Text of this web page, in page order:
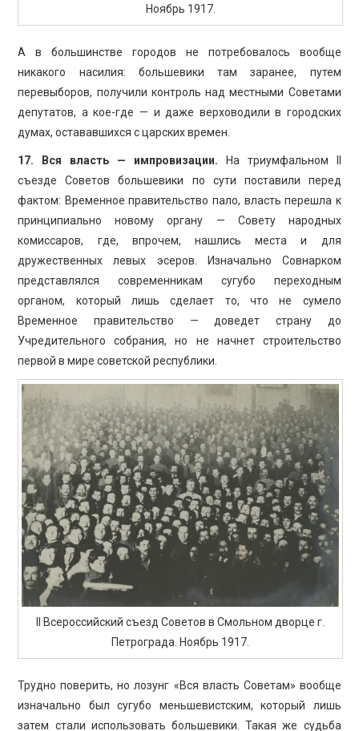
Ноябрь 1917.
А в большинстве городов не потребовалось вообще
никакого насилия: большевики там заранее, путем
перевыборов, получили контроль над местными Советами
депутатов, а кое-где — и даже верховодили в городских
думах, остававшихся с царских времен.
17. Вся власть — импровизации.
На триумфальном II
съезде Советов большевики по сути поставили перед
фактом: Временное правительство пало, власть перешла к
принципиально новому органу — Совету народных
комиссаров, где, впрочем, нашлись места и для
дружественных левых эсеров. Изначально Совнарком
представлялся современникам сугубо переходным
органом, который лишь сделает то, что не сумело
Временное правительство — доведет страну до
Учредительного собрания, но не начнет строительство
первой в мире советской республики.
II Всероссийский съезд Советов в Смольном дворце г.
Петрограда. Ноябрь 1917.
Трудно поверить, но лозунг «Вся власть Советам» вообще
изначально был сугубо меньшевистским, который лишь
затем стали использовать большевики. Такая же судьба